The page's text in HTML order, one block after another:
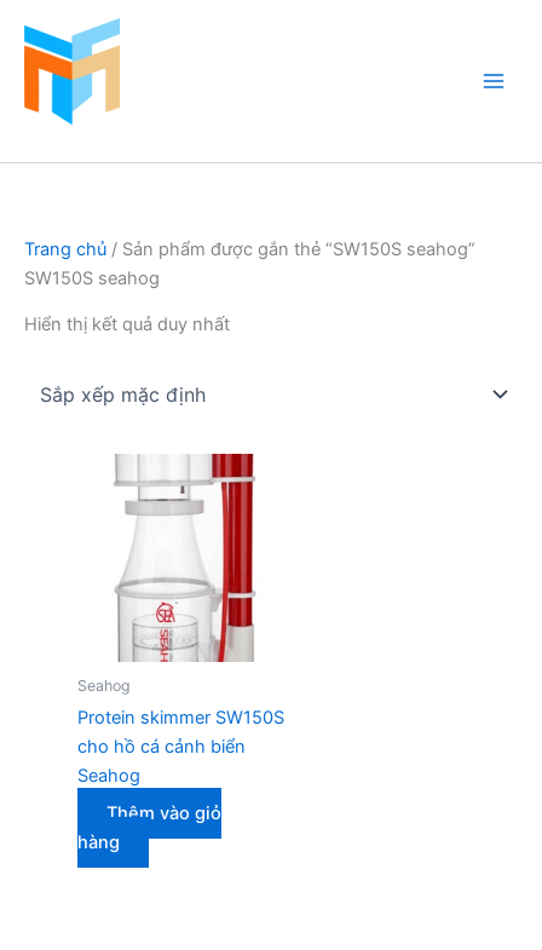
Trang chủ / Sản phẩm được gắn thẻ “SW150S seahog”
SW150S seahog
Hiển thị kết quả duy nhất
Seahog
Protein skimmer SW150S
cho hồ cá cảnh biển
Seahog
Thêm vào giỏ
hàng